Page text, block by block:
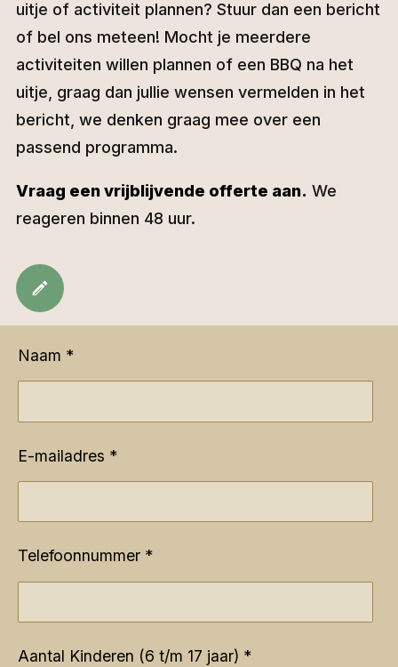
uitje of activiteit plannen? Stuur dan een bericht
of bel ons meteen! Mocht je meerdere
activiteiten willen plannen of een BBQ na het
uitje, graag dan jullie wensen vermelden in het
bericht, we denken graag mee over een
passend programma.
Vraag een vrijblijvende offerte aan. We
reageren binnen 48 uur.
Naam *
E-mailadres *
Telefoonnummer *
Aantal Kinderen (6 t/m 17 jaar) *